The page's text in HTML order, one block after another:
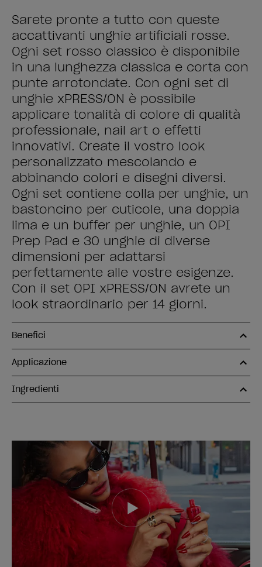
Sarete pronte a tutto con queste
accattivanti unghie artificiali rosse.
Ogni set rosso classico è disponibile
in una lunghezza classica e corta con
punte arrotondate. Con ogni set di
unghie xPRESS/ON è possibile
applicare tonalità di colore di qualità
professionale, nail art o effetti
innovativi. Create il vostro look
personalizzato mescolando e
abbinando colori e disegni diversi.
Ogni set contiene colla per unghie, un
bastoncino per cuticole, una doppia
lima e un buffer per unghie, un OPI
Prep Pad e 30 unghie di diverse
dimensioni per adattarsi
perfettamente alle vostre esigenze.
Con il set OPI xPRESS/ON avrete un
look straordinario per 14 giorni.
Benefici
Applicazione
Ingredienti